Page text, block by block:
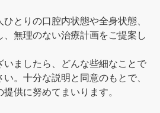
とりの口腔内状態や全身状態、
無理のない治療計画をご提案し
いましたら、どんな些細なことで
。十分な説明と同意のもとで、
供に努めてまいります。